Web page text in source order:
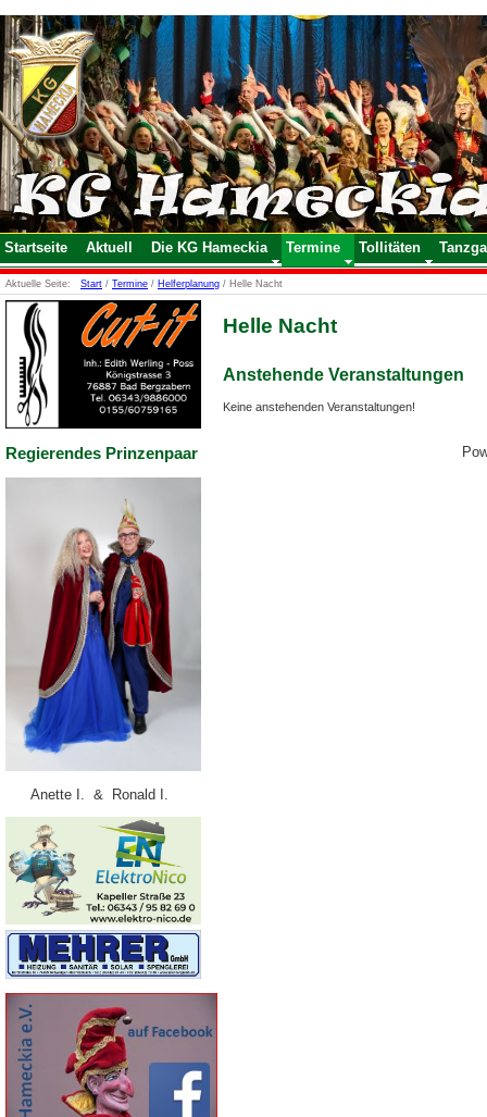
Startseite Aktuell Die KG Hameckia Termine Tollitäten
Aktuelle Seite: Start / Termine / Helferplanung / Helle Nacht
Regierendes Prinzenpaar
Anette I. & Ronald I.
Helle Nacht
Anstehende Veranstaltungen
Keine anstehenden Veranstaltungen!